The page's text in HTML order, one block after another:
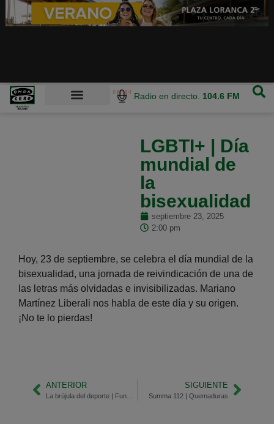
Radio en directo. 104.6 FM
LGBTI+ | Día
mundial de
la
bisexualidad
septiembre 23, 2025
2:00 pm
Hoy, 23 de septiembre, se celebra el día mundial de la
bisexualidad, una jornada de reivindicación de una de
las letras más olvidadas e invisibilizadas. Mariano
Martínez Liberali nos habla de este día y su origen.
¡No te lo pierdas!
ANTERIOR SIGUIENTE
Summa 112 | Quemaduras